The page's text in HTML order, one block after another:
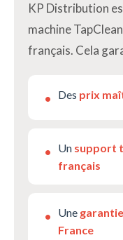
KP Distribution
machine
français. Cela
• Des prix
• Un support
français
• Une
France